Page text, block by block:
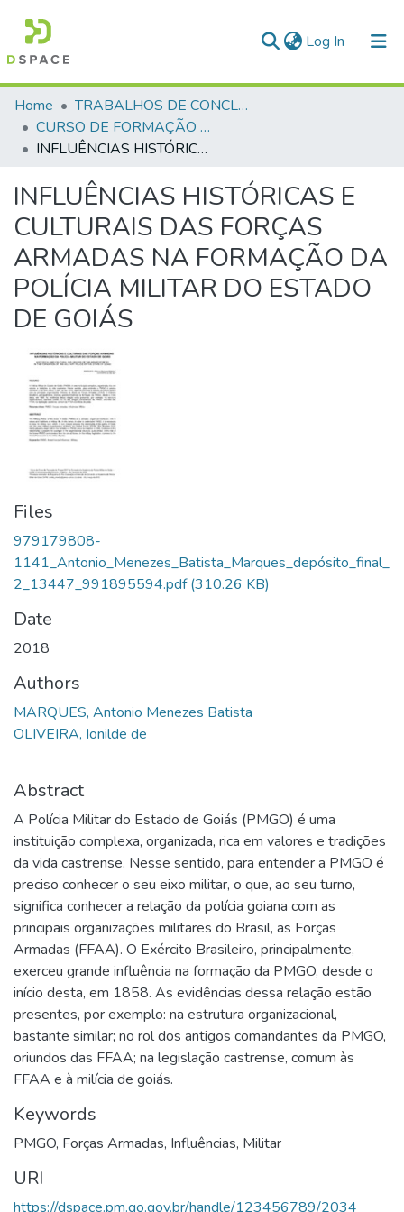
Log In (current)
Communities & Collections
All of DSpace
Home
TRABALHOS DE CONCLUSÃO DE CURSO - CFP (CURSO DE FORMAÇÃO DE PRAÇAS)
CURSO DE FORMAÇÃO DE PRAÇAS - CFP - 2018
INFLUÊNCIAS HISTÓRICAS E CULTURAIS DAS FORÇAS ARMADAS NA FORMAÇÃO DA POLÍCIA MILITAR DO ESTADO DE GOIÁS
INFLUÊNCIAS HISTÓRICAS E
CULTURAIS DAS FORÇAS
ARMADAS NA FORMAÇÃO DA
POLÍCIA MILITAR DO ESTADO
DE GOIÁS
Files
979179808-
1141_Antonio_Menezes_Batista_Marques_depósito_final_
2_13447_991895594.pdf(310.26 KB)
Date
2018
Authors
MARQUES, Antonio Menezes Batista
OLIVEIRA, Ionilde de
Abstract
A Polícia Militar do Estado de Goiás (PMGO) é uma
instituição complexa, organizada, rica em valores e tradições
da vida castrense. Nesse sentido, para entender a PMGO é
preciso conhecer o seu eixo militar, o que, ao seu turno,
significa conhecer a relação da polícia goiana com as
principais organizações militares do Brasil, as Forças
Armadas (FFAA). O Exército Brasileiro, principalmente,
exerceu grande influência na formação da PMGO, desde o
início desta, em 1858. As evidências dessa relação estão
presentes, por exemplo: na estrutura organizacional,
bastante similar; no rol dos antigos comandantes da PMGO,
oriundos das FFAA; na legislação castrense, comum às
FFAA e à milícia de goiás.
Keywords
PMGO, Forças Armadas, Influências, Militar
URI
https://dspace.pm.go.gov.br/handle/123456789/2034